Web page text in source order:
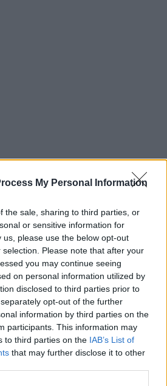
My Personal Information
the sale, sharing to third parties, or
or sensitive information for
please use the below opt-out
Please note that after your
you may continue seeing
on personal information utilized by
disclosed to third parties prior to
opt-out of the further
information by third parties on the
participants. This information may
to third parties on the IAB’s List of
that may further disclose it to other